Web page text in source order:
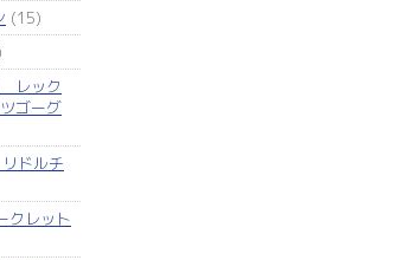
(15)
レック
ゴーグ
ドルチ
クレット